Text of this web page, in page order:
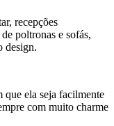
recepções
poltronas e sofás,
design.
que ela seja facilmente
com muito charme